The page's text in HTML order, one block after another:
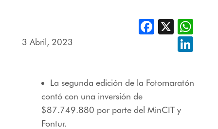
3 Abril, 2023
Facebook
X
La segunda edición de la Fotomaratón
contó con una inversión de
$87.749.880 por parte del MinCIT y
Fontur.